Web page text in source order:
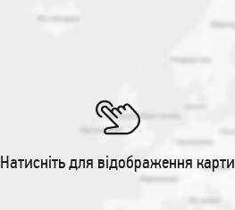
Натисніть для відображення карти